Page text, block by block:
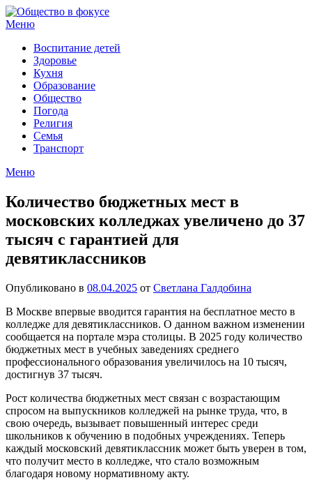
Перейти
к
Меню
Воспитание детей
Здоровье
Кухня
Образование
Общество
Погода
Религия
Семья
Транспорт
Меню
Количество бюджетных мест в
московских колледжах увеличено до 37
тысяч с гарантией для
девятиклассников
Опубликовано в 08.04.2025 от Светлана Галдобина
В Москве впервые вводится гарантия на бесплатное место в
колледже для девятиклассников. О данном важном изменении
сообщается на портале мэра столицы. В 2025 году количество
бюджетных мест в учебных заведениях среднего
профессионального образования увеличилось на 10 тысяч,
достигнув 37 тысяч.
Рост количества бюджетных мест связан с возрастающим
спросом на выпускников колледжей на рынке труда, что, в
свою очередь, вызывает повышенный интерес среди
школьников к обучению в подобных учреждениях. Теперь
каждый московский девятиклассник может быть уверен в том,
что получит место в колледже, что стало возможным
благодаря новому нормативному акту.